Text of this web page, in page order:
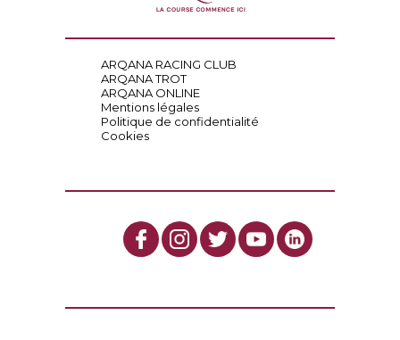
ARQANA RACING CLUB
ARQANA TROT
ARQANA ONLINE
Mentions légales
Politique de confidentialité
Cookies